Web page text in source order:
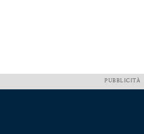
PUBBLICITÀ